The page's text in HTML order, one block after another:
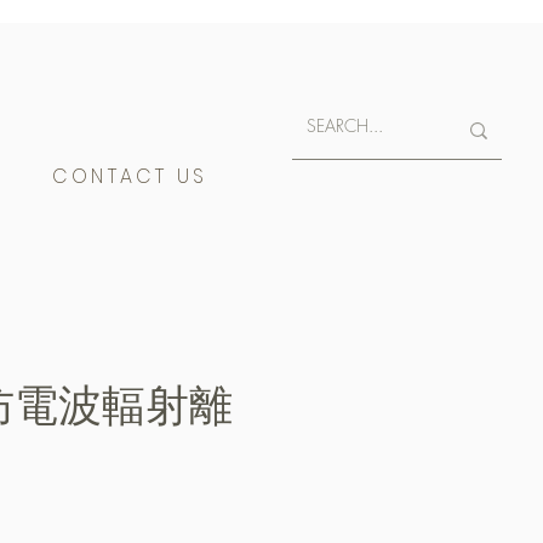
電波輻射離
CONTACT US